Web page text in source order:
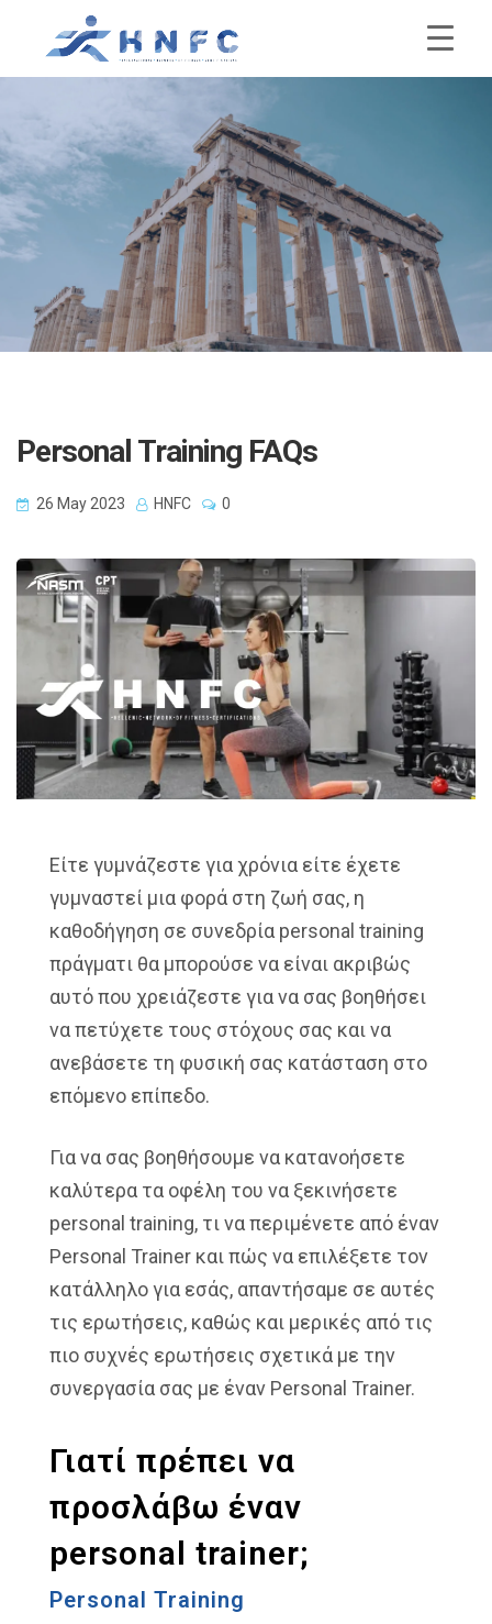
Personal Training FAQs
26 May 2023 HNFC 0
Είτε γυμνάζεστε για χρόνια είτε έχετε
γυμναστεί μια φορά στη ζωή σας, η
καθοδήγηση σε συνεδρία personal training
πράγματι θα μπορούσε να είναι ακριβώς
αυτό που χρειάζεστε για να σας βοηθήσει
να πετύχετε τους στόχους σας και να
ανεβάσετε τη φυσική σας κατάσταση στο
επόμενο επίπεδο.
Για να σας βοηθήσουμε να κατανοήσετε
καλύτερα τα οφέλη του να ξεκινήσετε
personal training, τι να περιμένετε από έναν
Personal Trainer και πώς να επιλέξετε τον
κατάλληλο για εσάς, απαντήσαμε σε αυτές
τις ερωτήσεις, καθώς και μερικές από τις
πιο συχνές ερωτήσεις σχετικά με την
συνεργασία σας με έναν Personal Trainer.
Γιατί πρέπει να
προσλάβω έναν
personal trainer;
Personal Training